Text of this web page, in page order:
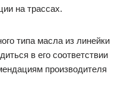
на трассах.
типа масла из линейки
в его соответствии
производителя